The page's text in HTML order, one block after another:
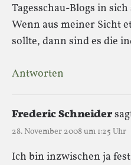
Tagesschau-Blogs in
Wenn aus meiner Sicht
sollte, dann sind es die
Antworten
Frederic Schneider
28. November 2008 um 1:25 Uhr
Ich bin inzwischen ja